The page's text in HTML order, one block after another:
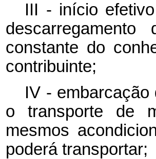
III - início
constante do
contribuinte;
IV -
o transporte de
mesmos
poderá transportar;